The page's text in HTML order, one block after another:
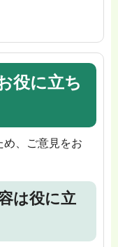
役に立ち
め、ご意見をお
は役に立